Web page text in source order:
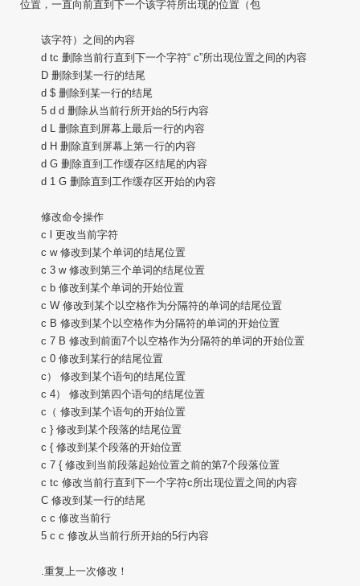
位置，一直向前直到下一个该字符所出现的位置（包
该字符）之间的内容
d tc 删除当前行直到下一个字符“ c”所出现位置之间的内容
D 删除到某一行的结尾
d $ 删除到某一行的结尾
5 d d 删除从当前行所开始的5行内容
d L 删除直到屏幕上最后一行的内容
d H 删除直到屏幕上第一行的内容
d G 删除直到工作缓存区结尾的内容
d 1 G 删除直到工作缓存区开始的内容
修改命令操作
c l 更改当前字符
c w 修改到某个单词的结尾位置
c 3 w 修改到第三个单词的结尾位置
c b 修改到某个单词的开始位置
c W 修改到某个以空格作为分隔符的单词的结尾位置
c B 修改到某个以空格作为分隔符的单词的开始位置
c 7 B 修改到前面7个以空格作为分隔符的单词的开始位置
c 0 修改到某行的结尾位置
c） 修改到某个语句的结尾位置
c 4） 修改到第四个语句的结尾位置
c（ 修改到某个语句的开始位置
c } 修改到某个段落的结尾位置
c { 修改到某个段落的开始位置
c 7 { 修改到当前段落起始位置之前的第7个段落位置
c tc 修改当前行直到下一个字符c所出现位置之间的内容
C 修改到某一行的结尾
c c 修改当前行
5 c c 修改从当前行所开始的5行内容
.重复上一次修改！